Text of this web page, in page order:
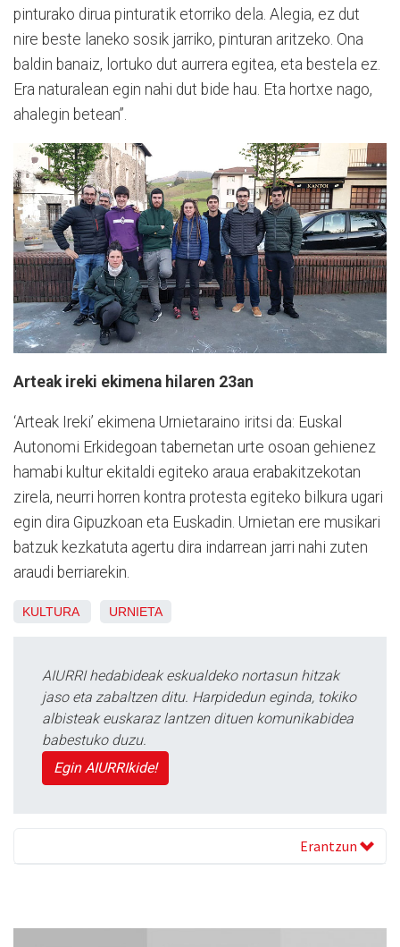
pinturako dirua pinturatik etorriko dela. Alegia, ez dut
nire beste laneko sosik jarriko, pinturan aritzeko. Ona
baldin banaiz, lortuko dut aurrera egitea, eta bestela ez.
Era naturalean egin nahi dut bide hau. Eta hortxe nago,
ahalegin betean”.
Arteak ireki ekimena hilaren 23an
‘Arteak Ireki’ ekimena Urnietaraino iritsi da: Euskal
Autonomi Erkidegoan tabernetan urte osoan gehienez
hamabi kultur ekitaldi egiteko araua erabakitzekotan
zirela, neurri horren kontra protesta egiteko bilkura ugari
egin dira Gipuzkoan eta Euskadin. Urnietan ere musikari
batzuk kezkatuta agertu dira indarrean jarri nahi zuten
araudi berriarekin.
KULTURA URNIETA
AIURRI hedabideak eskualdeko nortasun hitzak
jaso eta zabaltzen ditu. Harpidedun eginda, tokiko
albisteak euskaraz lantzen dituen komunikabidea
babestuko duzu.
Egin AIURRIkide!
Erantzun